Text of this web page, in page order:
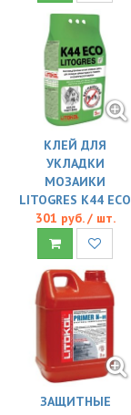
КЛЕЙ ДЛЯ
УКЛАДКИ
МОЗАИКИ
LITOGRES K44 ECO
301 руб. / шт.
ЗАЩИТНЫЕ